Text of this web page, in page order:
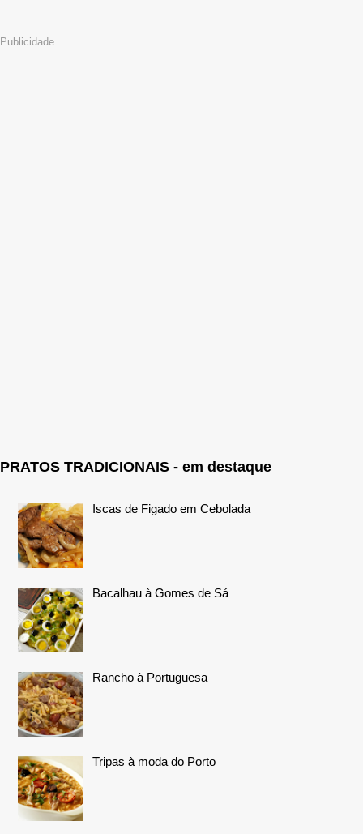
Publicidade
PRATOS TRADICIONAIS - em destaque
Iscas de Figado em Cebolada
Bacalhau à Gomes de Sá
Rancho à Portuguesa
Tripas à moda do Porto